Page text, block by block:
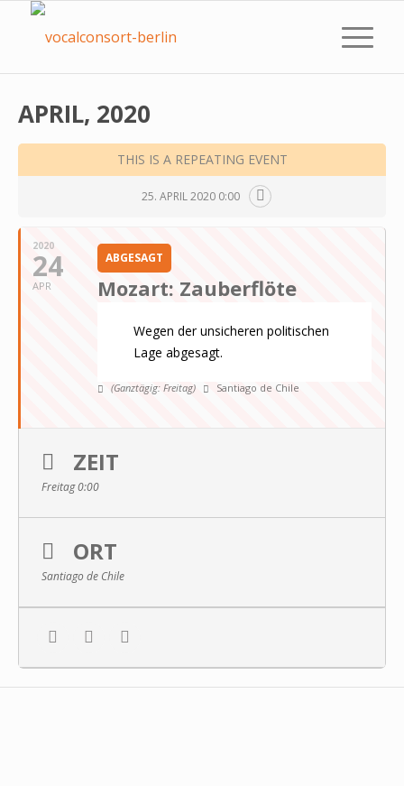
APRIL, 2020
THIS IS A REPEATING EVENT
25. APRIL 2020 0:00
2020
24
APR
ABGESAGT
Mozart: Zauberflöte
Wegen der unsicheren politischen
Lage abgesagt.
(Ganztägig: Freitag) Santiago de Chile
ZEIT
Freitag 0:00
ORT
Santiago de Chile